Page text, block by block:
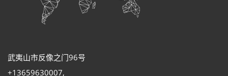
武夷山市反像之门96号
+13659630007,